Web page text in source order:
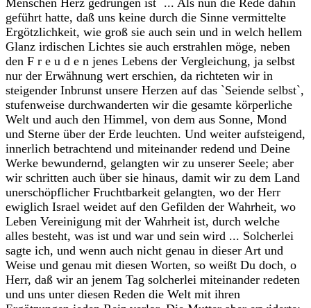
Menschen Herz gedrungen ist` ... Als nun die Rede dahin
geführt hatte, daß uns keine durch die Sinne vermittelte
Ergötzlichkeit, wie groß sie auch sein und in welch hellem
Glanz irdischen Lichtes sie auch erstrahlen möge, neben
den F r e u d e n jenes Lebens der Vergleichung, ja selbst
nur der Erwähnung wert erschien, da richteten wir in
steigender Inbrunst unsere Herzen auf das `Seiende selbst`,
stufenweise durchwanderten wir die gesamte körperliche
Welt und auch den Himmel, von dem aus Sonne, Mond
und Sterne über der Erde leuchten. Und weiter aufsteigend,
innerlich betrachtend und miteinander redend und Deine
Werke bewundernd, gelangten wir zu unserer Seele; aber
wir schritten auch über sie hinaus, damit wir zu dem Land
unerschöpflicher Fruchtbarkeit gelangten, wo der Herr
ewiglich Israel weidet auf den Gefilden der Wahrheit, wo
Leben Vereinigung mit der Wahrheit ist, durch welche
alles besteht, was ist und war und sein wird ... Solcherlei
sagte ich, und wenn auch nicht genau in dieser Art und
Weise und genau mit diesen Worten, so weißt Du doch, o
Herr, daß wir an jenem Tag solcherlei miteinander redeten
und uns unter diesen Reden die Welt mit ihren